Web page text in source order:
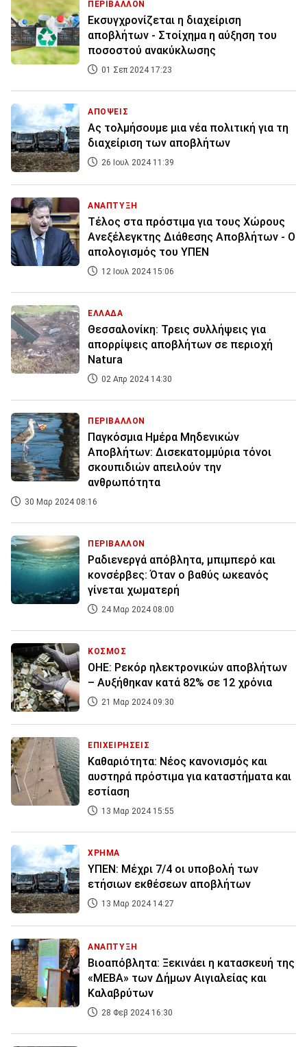
ΠΕΡΙΒΑΛΛΟΝ
Εκσυγχρονίζεται η διαχείριση
αποβλήτων - Στοίχημα η αύξηση του
ποσοστού ανακύκλωσης
01 Σεπ 2024 17:23
ΑΠΟΨΕΙΣ
Ας τολμήσουμε μια νέα πολιτική για τη
διαχείριση των αποβλήτων
26 Ιουλ 2024 11:39
ΑΝΑΠΤΥΞΗ
Τέλος στα πρόστιμα για τους Χώρους
Ανεξέλεγκτης Διάθεσης Αποβλήτων - Ο
απολογισμός του ΥΠΕΝ
12 Ιουλ 2024 15:06
ΕΛΛΑΔΑ
Θεσσαλονίκη: Τρεις συλλήψεις για
απορρίψεις αποβλήτων σε περιοχή
Νatura
02 Απρ 2024 14:30
ΠΕΡΙΒΑΛΛΟΝ
Παγκόσμια Ημέρα Μηδενικών
Αποβλήτων: Δισεκατομμύρια τόνοι
σκουπιδιών απειλούν την
ανθρωπότητα
30 Μαρ 2024 08:16
ΠΕΡΙΒΑΛΛΟΝ
Ραδιενεργά απόβλητα, μπιμπερό και
κονσέρβες: Όταν ο βαθύς ωκεανός
γίνεται χωματερή
24 Μαρ 2024 08:00
ΚΟΣΜΟΣ
ΟΗΕ: Ρεκόρ ηλεκτρονικών αποβλήτων
– Αυξήθηκαν κατά 82% σε 12 χρόνια
21 Μαρ 2024 09:30
ΕΠΙΧΕΙΡΗΣΕΙΣ
Καθαριότητα: Νέος κανονισμός και
αυστηρά πρόστιμα για καταστήματα και
εστίαση
13 Μαρ 2024 15:55
ΧΡΗΜΑ
ΥΠΕΝ: Μέχρι 7/4 οι υποβολή των
ετήσιων εκθέσεων αποβλήτων
13 Μαρ 2024 14:27
ΑΝΑΠΤΥΞΗ
Βιοαπόβλητα: Ξεκινάει η κατασκευή της
«ΜΕΒΑ» των Δήμων Αιγιαλείας και
Καλαβρύτων
28 Φεβ 2024 16:30